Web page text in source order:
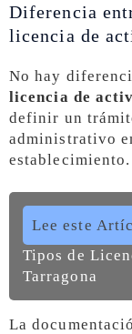
Diferencia
licencia de
No hay
licencia de
definir un
administrativo
establecimiento.
Lee este
Tipos de
Tarragona
La